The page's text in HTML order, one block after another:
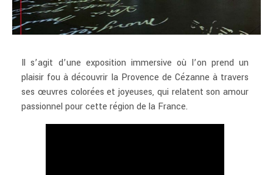
Il s’agit d’une exposition immersive où l’on prend un
plaisir fou à découvrir la Provence de Cézanne à travers
ses œuvres colorées et joyeuses, qui relatent son amour
passionnel pour cette région de la France.